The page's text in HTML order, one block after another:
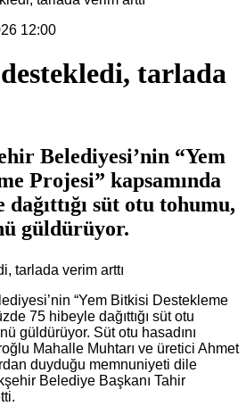
12:00
tarlada
Belediyesi’nin “Yem
Projesi” kapsamında
süt otu tohumu,
güldürüyor.
“Yem Bitkisi Destekleme
75 hibeyle dağıttığı süt otu
güldürüyor. Süt otu hasadını
Mahalle Muhtarı ve üretici Ahmet
duyduğu memnuniyeti dile
Belediye Başkanı Tahir